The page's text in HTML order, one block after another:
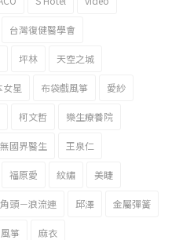
「風在石起」霸氣回歸
台灣復健醫學會
坪林 天空之城
女星 布袋戲風箏 愛紗
柯文哲 樂生療養院
無國界醫生 王泉仁
福原愛 紋繡 美睫
角頭－浪流連 邱澤 金屬彈簧
箏 麻衣